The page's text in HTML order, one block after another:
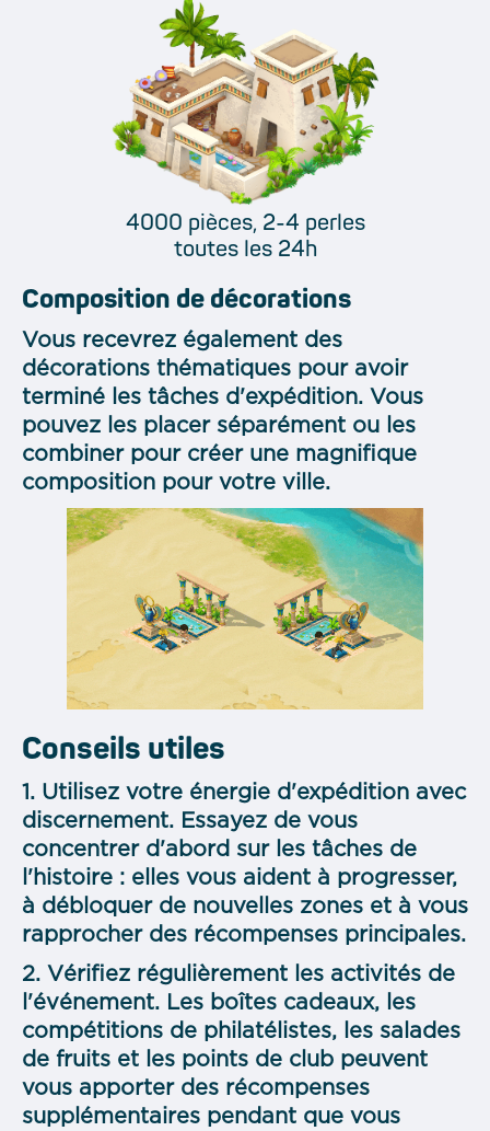
4000 pièces, 2-4 perles
toutes les 24h
Composition de décorations
Vous recevrez également des
décorations thématiques pour avoir
terminé les tâches d'expédition. Vous
pouvez les placer séparément ou les
combiner pour créer une magnifique
composition pour votre ville.
Conseils utiles
1. Utilisez votre énergie d'expédition avec
discernement. Essayez de vous
concentrer d'abord sur les tâches de
l'histoire : elles vous aident à progresser,
à débloquer de nouvelles zones et à vous
rapprocher des récompenses principales.
2. Vérifiez régulièrement les activités de
l'événement. Les boîtes cadeaux, les
compétitions de philatélistes, les salades
de fruits et les points de club peuvent
vous apporter des récompenses
supplémentaires pendant que vous